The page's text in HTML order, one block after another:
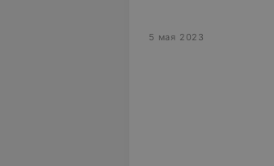
5 мая 2023